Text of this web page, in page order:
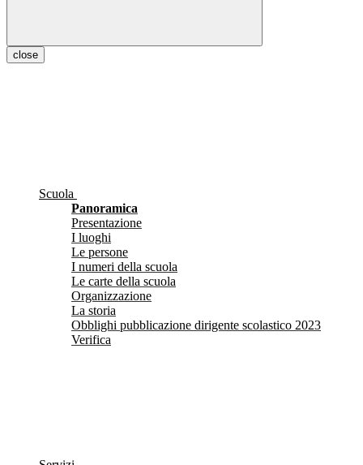
close
Scuola
Panoramica
Presentazione
I luoghi
Le persone
I numeri della scuola
Le carte della scuola
Organizzazione
La storia
Obblighi pubblicazione dirigente scolastico 2023
Verifica